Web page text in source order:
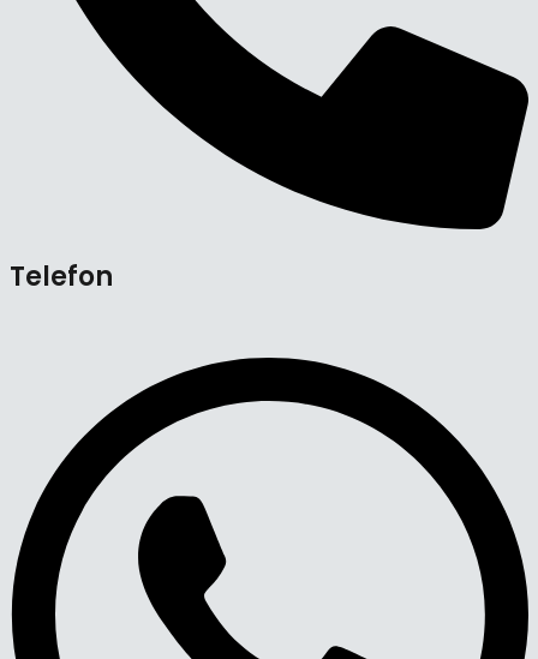
Telefon